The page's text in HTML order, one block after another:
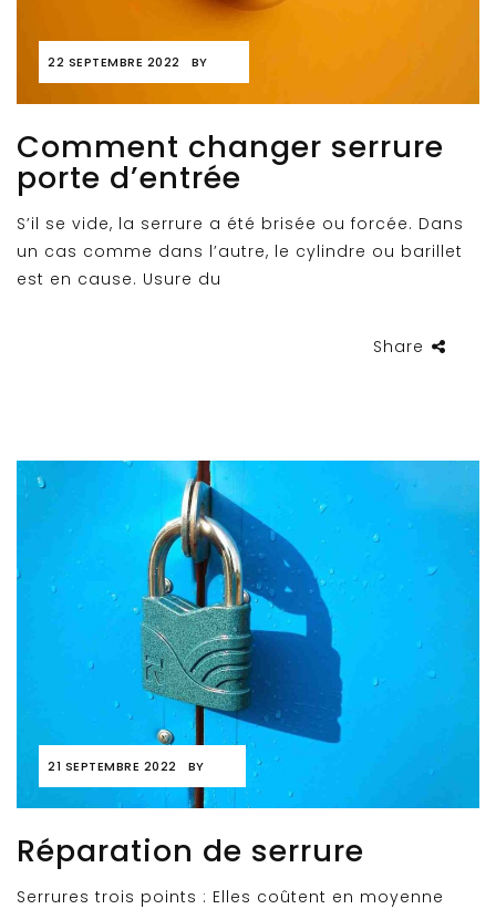
22 SEPTEMBRE 2022 BY
Comment changer serrure
porte d’entrée
S’il se vide, la serrure a été brisée ou forcée. Dans
un cas comme dans l’autre, le cylindre ou barillet
est en cause. Usure du
Share
21 SEPTEMBRE 2022 BY
Réparation de serrure
Serrures trois points : Elles coûtent en moyenne